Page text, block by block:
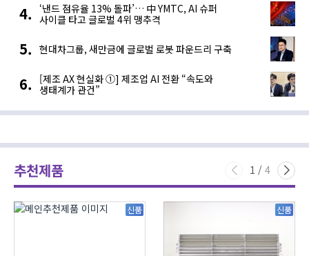
‘낸드 점유율 13% 돌파’… 中 YMTC, AI 슈퍼
사이클 타고 글로벌 4위 맹추격
현대차그룹, 새만금에 글로벌 로봇 파운드리 구축
[제조 AX 현실화 ①] 제조업 AI 전환 “속도와
생태계가 관건”
추천제품 1 / 4
신품 신품